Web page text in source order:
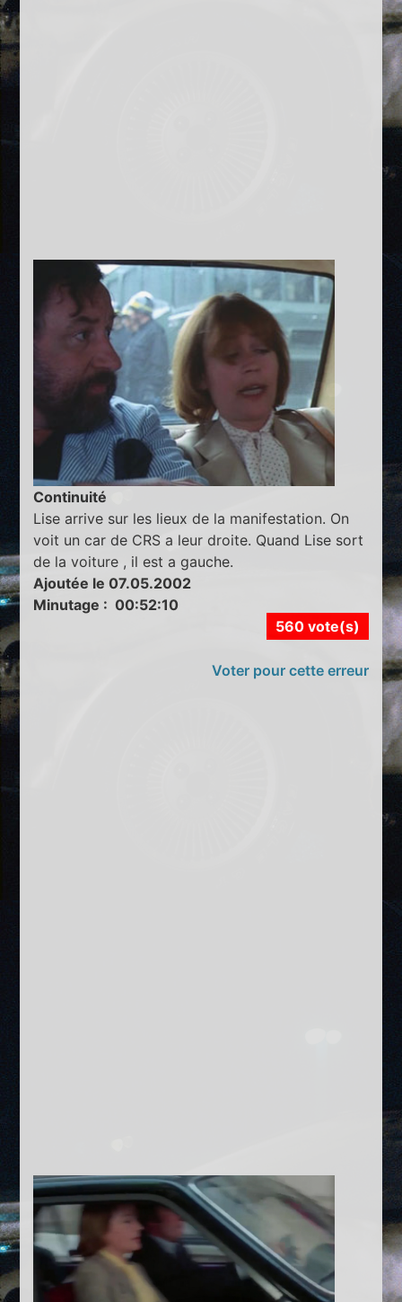
Continuité
Lise arrive sur les lieux de la manifestation. On
voit un car de CRS a leur droite. Quand Lise sort
de la voiture , il est a gauche.
Ajoutée le 07.05.2002
Minutage : 00:52:10
560 vote(s)
Voter pour cette erreur